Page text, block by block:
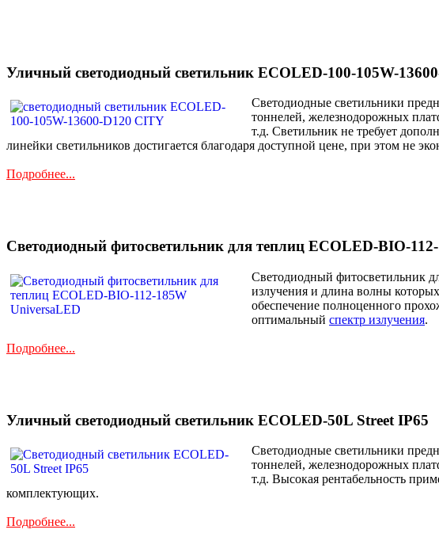
Уличный светодиодный светильник ECOLED-100-105W-
Светодиодные светильники
тоннелей, железнодорожных
т.д. Светильник не требует
линейки светильников достигается благодаря доступной цене, при этом не
Подробнее...
Светодиодный фитосветильник для теплиц ECOLED-BIO-
Светодиодный фитосветильник
излучения и длина волны
обеспечение полноценного
оптимальный спектр излучения.
Подробнее...
Уличный светодиодный светильник ECOLED-50L Street IP65
Светодиодные светильники
тоннелей, железнодорожных
т.д. Высокая рентабельность
комплектующих.
Подробнее...